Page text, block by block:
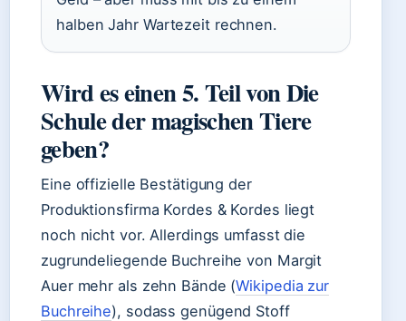
halben Jahr Wartezeit rechnen.
Wird es einen 5. Teil von Die
Schule der magischen Tiere
geben?
Eine offizielle Bestätigung der
Produktionsfirma Kordes & Kordes liegt
noch nicht vor. Allerdings umfasst die
zugrundeliegende Buchreihe von Margit
Auer mehr als zehn Bände (Wikipedia zur
Buchreihe), sodass genügend Stoff